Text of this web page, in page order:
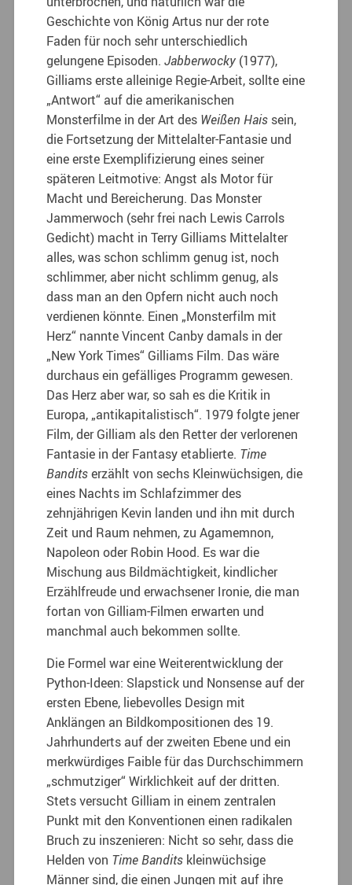
Geschichte von König Artus nur der rote
Faden für noch sehr unterschiedlich
gelungene Episoden.Jabberwocky (1977),
Gilliams erste alleinige Regie-Arbeit, sollte eine
„Antwort“ auf die amerikanischen
Monsterfilme in der Art des Weißen Hais sein,
die Fortsetzung der Mittelalter-Fantasie und
eine erste Exemplifizierung eines seiner
späteren Leitmotive: Angst als Motor für
Macht und Bereicherung. Das Monster
Jammerwoch (sehr frei nach Lewis Carrols
Gedicht) macht in Terry Gilliams Mittelalter
alles, was schon schlimm genug ist, noch
schlimmer, aber nicht schlimm genug, als
dass man an den Opfern nicht auch noch
verdienen könnte. Einen „Monsterfilm mit
Herz“ nannte Vincent Canby damals in der
„New York Times“ Gilliams Film. Das wäre
durchaus ein gefälliges Programm gewesen.
Das Herz aber war, so sah es die Kritik in
Europa, „antikapitalistisch“. 1979 folgte jener
Film, der Gilliam als den Retter der verlorenen
Fantasie in der Fantasy etablierte. Time
Banditserzählt von sechs Kleinwüchsigen, die
eines Nachts im Schlafzimmer des
zehnjährigen Kevin landen und ihn mit durch
Zeit und Raum nehmen, zu Agamemnon,
Napoleon oder Robin Hood. Es war die
Mischung aus Bildmächtigkeit, kindlicher
Erzählfreude und erwachsener Ironie, die man
fortan von Gilliam-Filmen erwarten und
manchmal auch bekommen sollte.
Die Formel war eine Weiterentwicklung der
Python-Ideen: Slapstick und Nonsense auf der
ersten Ebene, liebevolles Design mit
Anklängen an Bildkompositionen des 19.
Jahrhunderts auf der zweiten Ebene und ein
merkwürdiges Faible für das Durchschimmern
„schmutziger“ Wirklichkeit auf der dritten.
Stets versucht Gilliam in einem zentralen
Punkt mit den Konventionen einen radikalen
Bruch zu inszenieren: Nicht so sehr, dass die
Helden von Time Bandits kleinwüchsige
Männer sind, die einen Jungen mit auf ihre